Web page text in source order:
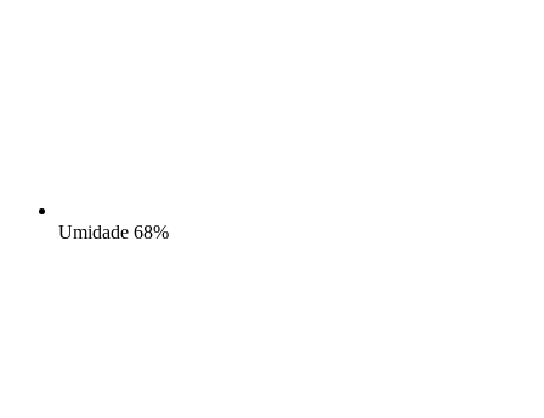
Umidade 68%